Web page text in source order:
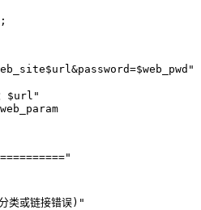
类或链接错误)"